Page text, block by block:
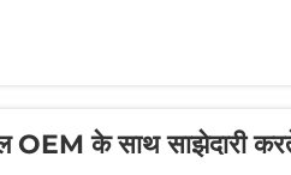
OEM के साथ साझेदारी